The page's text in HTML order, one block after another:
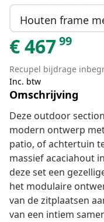
Houten frame
€46799
Recupel bijdrage
Inc. btw
Omschrijving
Deze outdoor
modern ontwerp
patio, of achtertuin
massief acaciahout
deze set een
het modulaire
van de zitplaatsen
van een intiem